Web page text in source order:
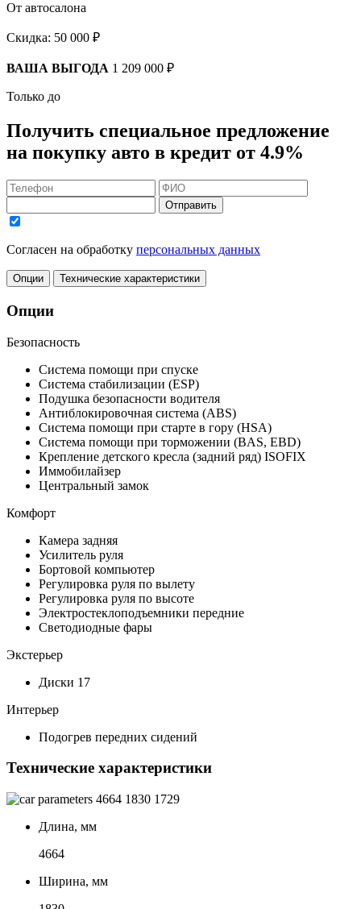
От автосалона
Скидка: 50 000 ₽
ВАША ВЫГОДА 1 209 000 ₽
Только до
Получить специальное предложение
на покупку авто в кредит от 4.9%
Отправить
Согласен на обработку персональных данных
Опции Технические характеристики
Опции
Безопасность
Система помощи при спуске
Система стабилизации (ESP)
Подушка безопасности водителя
Антиблокировочная система (ABS)
Система помощи при старте в гору (HSA)
Система помощи при торможении (BAS, EBD)
Крепление детского кресла (задний ряд) ISOFIX
Иммобилайзер
Центральный замок
Комфорт
Камера задняя
Усилитель руля
Бортовой компьютер
Регулировка руля по вылету
Регулировка руля по высоте
Электростеклоподъемники передние
Светодиодные фары
Экстерьер
Диски 17
Интерьер
Подогрев передних сидений
Технические характеристики
4664 1830 1729
Длина, мм
4664
Ширина, мм